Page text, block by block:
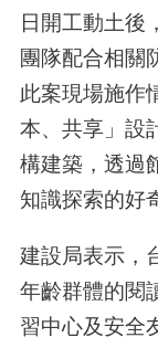
日開工動土後
團隊配合相關
此案現場施作
本、共享」設
構建築，透過
知識探索的好
建設局表示，
年齡群體的閱
習中心及安全